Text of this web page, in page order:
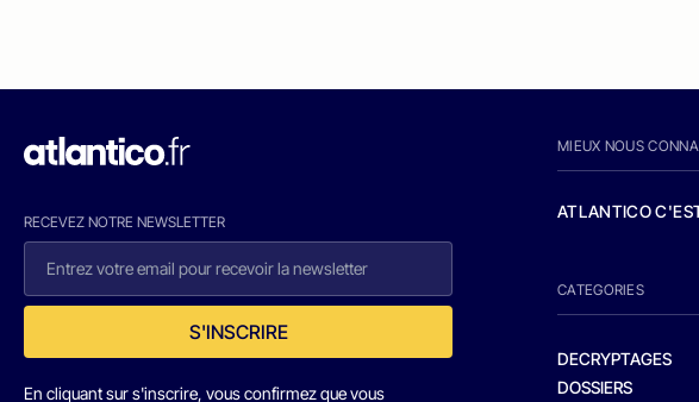
RECEVEZ NOTRE NEWSLETTER
S'INSCRIRE
En cliquant sur s'inscrire, vous confirmez que vous
MIEUX NOUS
ATLANTICO
CATEGORIES
DECRYPTAGES
DOSSIERS